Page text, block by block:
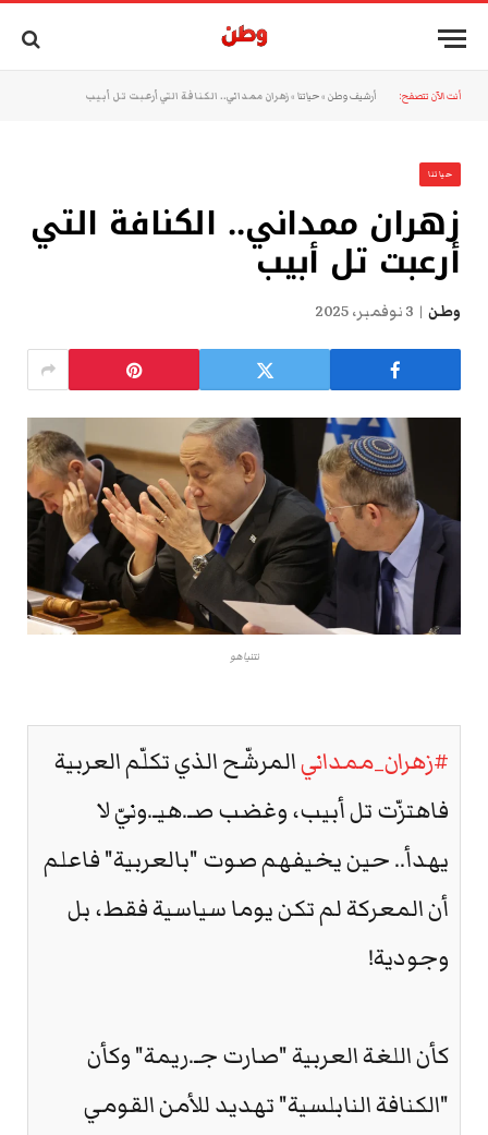
أنت الآن تتصفح: أرشيف وطن »حياتنا »زهران ممداني.. الكنافة التي أرعبت تل أبيب
حياتنا
زهران ممداني.. الكنافة التي
أرعبت تل أبيب
وطن 3 نوفمبر، 2025
نتنياهو
#زهران_ممدانيالمرشّح الذي تكلّم العربية
فاهتزّت تل أبيب، وغضب صـ.هيـ.ونيّ لا
يهدأ.. حين يخيفهم صوت "بالعربية" فاعلم
أن المعركة لم تكن يوما سياسية فقط، بل
وجودية!
كأن اللغة العربية "صارت جـ.ريمة" وكأن
"الكنافة النابلسية" تهديد للأمن القومي